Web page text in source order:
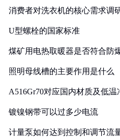
消费者对洗衣机的核心需求调
U型螺栓的国家标准
煤矿用电热取暖器是否符合防
照明母线槽的主要作用是什么
A516Gr70对应国内材质及低
镀镍钢带可以过多少电流
计量泵如何达到控制和调节流